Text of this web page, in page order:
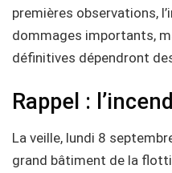
premières observations,
dommages importants,
définitives dépendront
Rappel :
La veille, lundi 8
grand bâtiment de la